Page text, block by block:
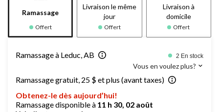
Ramassage
Offert
Livraison le même
jour
Offert
Livraison à
domicile
Offert
Ramassage à Leduc, AB 2 En stock
Vous en voulez plus?
Ramassage gratuit, 25 $ et plus (avant taxes)
Obtenez-le dès aujourd’hui!
Ramassage disponible à 11 h 30, 02 août